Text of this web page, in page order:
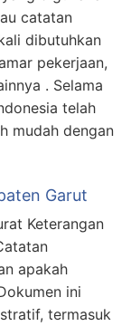
catatan
dibutuhkan
pekerjaan,
. Selama
telah
mudah dengan
Garut
Keterangan
apakah
ini
termasuk